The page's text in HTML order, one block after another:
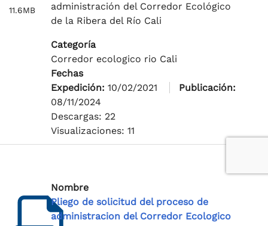
11.6MB
administración del Corredor Ecológico
de la Ribera del Río Cali
Categoría
Corredor ecologico rio Cali
Fechas
Expedición: 10/02/2021
Publicación:
08/11/2024
Descargas: 22
Visualizaciones: 11
Nombre
Pliego de solicitud del proceso de
administracion del Corredor Ecologico